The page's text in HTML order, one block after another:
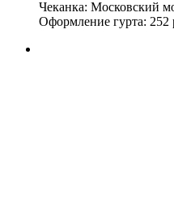
Чеканка: Московский
Оформление гурта: 252